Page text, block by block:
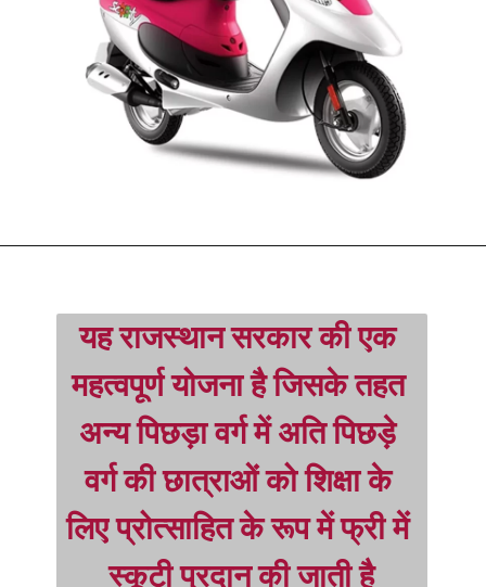
यह राजस्थान सरकार की एक
महत्वपूर्ण योजना है जिसके तहत
अन्य पिछड़ा वर्ग में अति पिछड़े
वर्ग की छात्राओं को शिक्षा के
लिए प्रोत्साहित के रूप में फ्री में
स्कूटी प्रदान की जाती है